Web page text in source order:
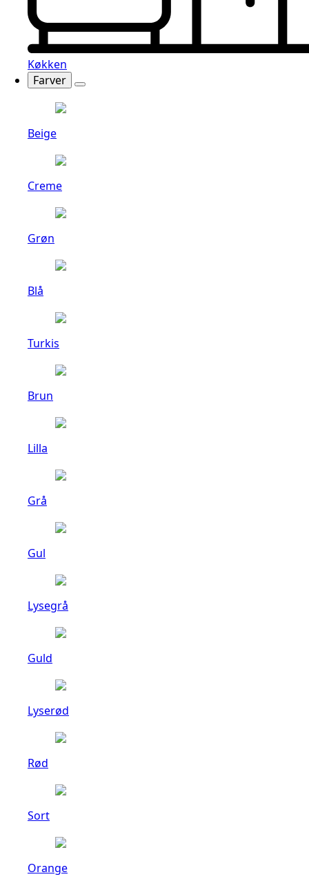
Køkken
Farver
Beige
Creme
Grøn
Blå
Turkis
Brun
Lilla
Grå
Gul
Lysegrå
Guld
Lyserød
Rød
Sort
Orange